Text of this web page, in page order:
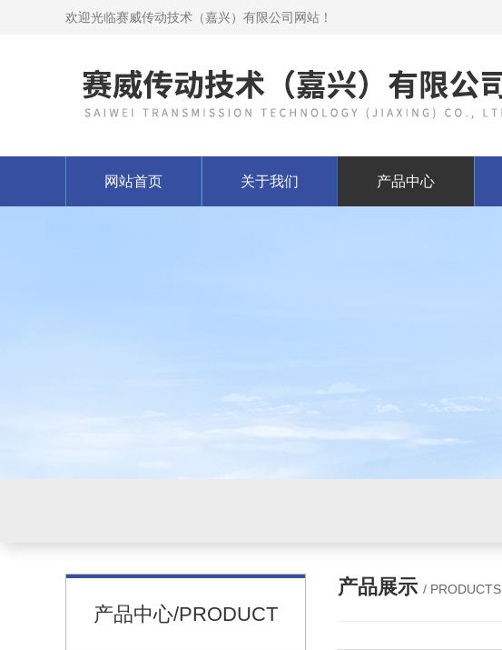
欢迎光临赛威传动技术（嘉兴）有限公司网站！
网站首页 关于我们 产品中心
产品中心/PRODUCT
产品展示 / PRODUCTS